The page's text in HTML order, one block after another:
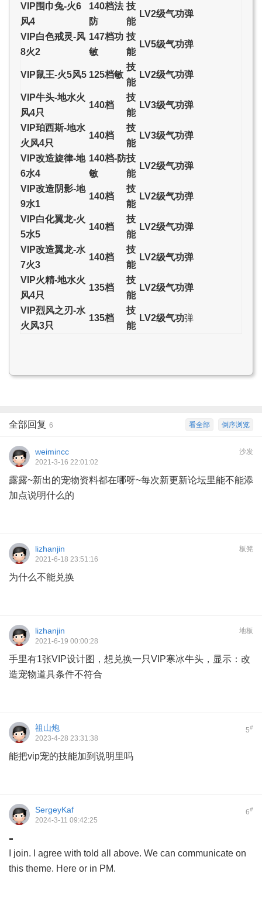
VIP围巾兔-火6
风4
140档法
防
技
能
LV2级气功弹
VIP白色戒灵-风
8火2
147档功
敏
技
能
LV5级气功弹
VIP鼠王-火5风5 125档敏
技
能
LV2级气功弹
VIP牛头-地水火
风4只
140档
技
能
LV3级气功弹
VIP珀西斯-地水
火风4只
140档
技
能
LV3级气功弹
VIP改造旋律-地
6水4
140档-防
敏
技
能
LV2级气功弹
VIP改造阴影-地
9水1
140档
技
能
LV2级气功弹
VIP白化翼龙-火
5水5
140档
技
能
LV2级气功弹
VIP改造翼龙-水
7火3
140档
技
能
LV2级气功弹
VIP火精-地水火
风4只
135档
技
能
LV2级气功弹
VIP烈风之刃-水
火风3只
135档
技
能
LV2级气功弹
倒序浏览
看全部
全部回复 6
沙发
weimincc
2021-3-16 22:01:02
露露~新出的宠物资料都在哪呀~每次新更新论坛里能不能添
加点说明什么的
板凳
lizhanjin
2021-6-18 23:51:16
为什么不能兑换
地板
lizhanjin
2021-6-19 00:00:28
手里有1张VIP设计图，想兑换一只VIP寒冰牛头，显示：改
造宠物道具条件不符合
5#
祖山炮
2023-4-28 23:31:38
能把vip宠的技能加到说明里吗
6#
SergeyKaf
2024-3-11 09:42:25
-
I join. I agree with told all above. We can communicate on
this theme. Here or in PM.